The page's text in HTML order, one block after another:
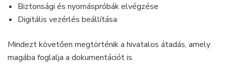
Biztonsági és nyomáspróbák elvégzése
Digitális vezérlés beállítása
Mindezt követően megtörténik a hivatalos átadás, amely
magába foglalja a dokumentációt is.